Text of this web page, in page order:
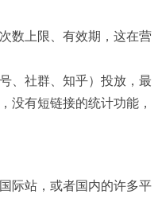
数上限、有效期，这在营
、社群、知乎）投放，最
没有短链接的统计功能，
际站，或者国内的许多平